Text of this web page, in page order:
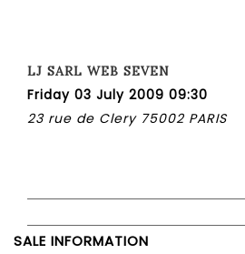
LJ SARL WEB SEVEN
Friday 03 July 2009 09:30
23 rue de Clery 75002 PARIS
SALE INFORMATION